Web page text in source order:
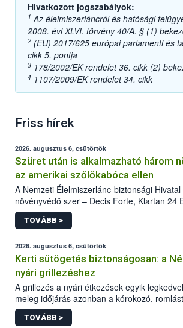
Hivatkozott jogszabályok:
1 Az élelmiszerláncról és hatósági
2008. évi XLVI. törvény 40/A. § (1)
2 (EU) 2017/625 európai parlamenti és
cikk 5. pontja
3 178/2002/EK rendelet 36. cikk (2)
4 1107/2009/EK rendelet 34. cikk
Friss hírek
2026. augusztus 6, csütörtök
Szüret után is alkalmazható három
az amerikai szőlőkabóca ellen
A Nemzeti Élelmiszerlánc-biztonsági
növényvédő szer – Decis Forte, Klartan 24
engedélyokiratát módosította, így azok a
egészen a vesszőérettség (BBCH 91)
érésű szőlőkben is legyen lehetőség a
védekezésre. Az Oroganic készítmény kis
felhasználók számára is elérhető és
engedélyezett.
TOVÁBB >
2026. augusztus 6, csütörtök
Kerti sütögetés biztonságosan: a
nyári grillezéshez
A grillezés a nyári étkezések egyik
meleg időjárás azonban a kórokozó,
gyorsabb szaporodásának is kedvez. A
ezért nem csupán a megfelelő sütési
TOVÁBB >